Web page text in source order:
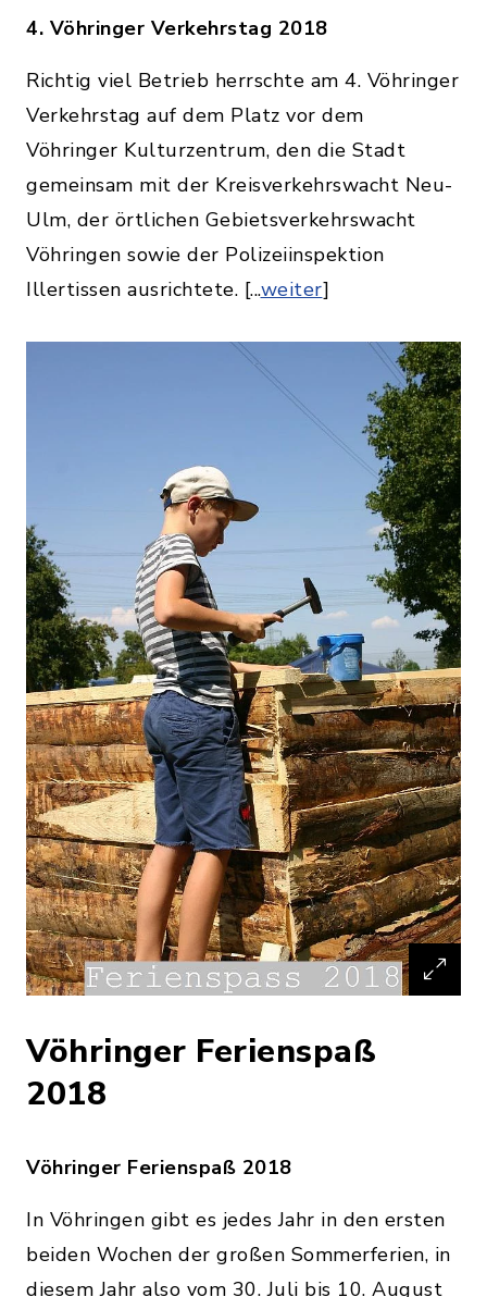
4. Vöhringer Verkehrstag 2018
Richtig viel Betrieb herrschte am 4. Vöhringer
Verkehrstag auf dem Platz vor dem
Vöhringer Kulturzentrum, den die Stadt
gemeinsam mit der Kreisverkehrswacht Neu-
Ulm, der örtlichen Gebietsverkehrswacht
Vöhringen sowie der Polizeiinspektion
Illertissen ausrichtete. [...weiter]
Vöhringer Ferienspaß
2018
Vöhringer Ferienspaß 2018
In Vöhringen gibt es jedes Jahr in den ersten
beiden Wochen der großen Sommerferien, in
diesem Jahr also vom 30. Juli bis 10. August